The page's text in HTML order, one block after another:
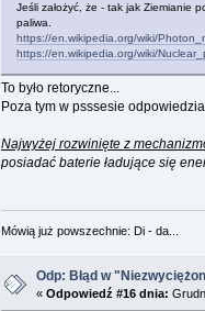
Jeśli założyć, że - tak jak Ziemianie
paliwa.
https://en.wikipedia.org/wiki/
https://en.wikipedia.org/wiki/
To było retoryczne...
Poza tym w psssesie
Najwyżej rozwinięte z
posiadać baterie ładujące się
Mówią już powszechnie: Di - da...
Odp: Błąd w
« Odpowiedź #16 dnia: